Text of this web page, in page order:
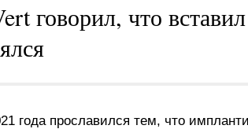
говорил, что
года прославился тем, что